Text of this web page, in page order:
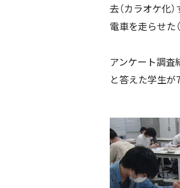
去（カラオケ化
電車を走らせた
アンケート調査
と答えた学生が